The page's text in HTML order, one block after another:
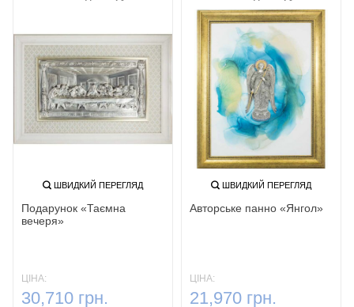
ШВИДКИЙ ПЕРЕГЛЯД
Подарунок «Таємна
вечеря»
ЦІНА:
30,710 грн.
ШВИДКИЙ ПЕРЕГЛЯД
Авторське панно «Янгол‎»‎
ЦІНА:
21,970 грн.